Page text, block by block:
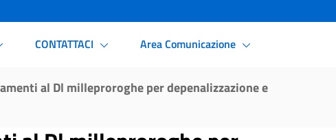
CONTATTACI Area Comunicazione
al Dl milleproroghe per depenalizzazione e